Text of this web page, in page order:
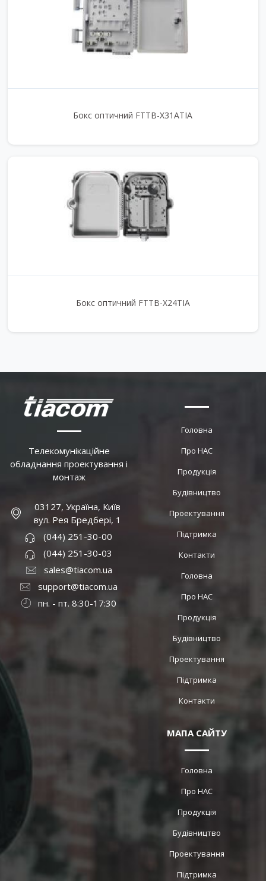
Бокс оптичний FTTB-X31ATIA
Бокс оптичний FTTB-X24TIA
Телекомунікаційне
обладнання проектування і
монтаж
03127, Україна, Київ
вул. Рея Бредбері, 1
(044) 251-30-00
(044) 251-30-03
sales@tiacom.ua
support@tiacom.ua
пн. - пт. 8:30-17:30
Головна
Про НАС
Продукція
Будівництво
Проектування
Підтримка
Контакти
Головна
Про НАС
Продукція
Будівництво
Проектування
Підтримка
Контакти
МАПА САЙТУ
Головна
Про НАС
Продукція
Будівництво
Проектування
Підтримка